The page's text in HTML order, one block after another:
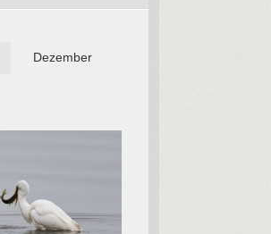
Dezember